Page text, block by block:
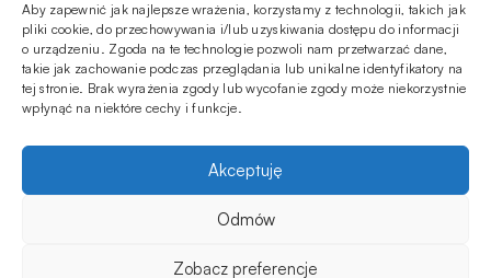
Aby zapewnić jak najlepsze wrażenia, korzystamy z technologii, takich jak
pliki cookie, do przechowywania i/lub uzyskiwania dostępu do informacji
o urządzeniu. Zgoda na te technologie pozwoli nam przetwarzać dane,
takie jak zachowanie podczas przeglądania lub unikalne identyfikatory na
tej stronie. Brak wyrażenia zgody lub wycofanie zgody może niekorzystnie
wpłynąć na niektóre cechy i funkcje.
Akceptuję
Odmów
Zobacz preferencje
ПРОДУКТЫ
КальяныЧашиУгли и розжигПродукты безникотиновые
ИНФОРМАЦИЯ
АКЦИИFAQФирмыПравила работы магазина
УСЛУГИ
Оптовое предложение Магазин Обучения
CYBUCH - SHISHA SKLEP
кальяна, и с помощью наших гидов вы сможете устроить